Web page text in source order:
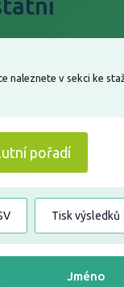
naleznete v sekci ke
pořadí
Tisk výsledků
Jméno